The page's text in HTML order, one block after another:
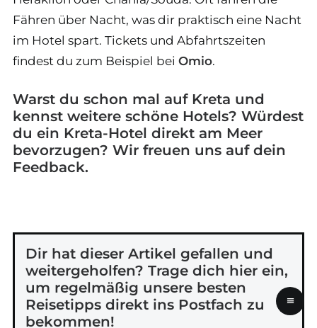
Fähren über Nacht, was dir praktisch eine Nacht
im Hotel spart. Tickets und Abfahrtszeiten
findest du zum Beispiel bei Omio.
Warst du schon mal auf Kreta und
kennst weitere schöne Hotels? Würdest
du ein Kreta-Hotel direkt am Meer
bevorzugen? Wir freuen uns auf dein
Feedback.
Dir hat dieser Artikel gefallen und
weitergeholfen? Trage dich hier ein,
um regelmäßig unsere besten
Reisetipps direkt ins Postfach zu
bekommen!
≡